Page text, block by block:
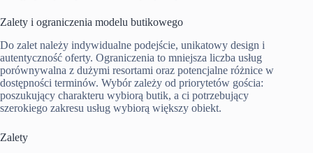
Zalety i ograniczenia modelu butikowego
Do zalet należy indywidualne podejście, unikatowy design i
autentyczność oferty. Ograniczenia to mniejsza liczba usług
porównywalna z dużymi resortami oraz potencjalne różnice w
dostępności terminów. Wybór zależy od priorytetów gościa:
poszukujący charakteru wybiorą butik, a ci potrzebujący
szerokiego zakresu usług wybiorą większy obiekt.
Zalety